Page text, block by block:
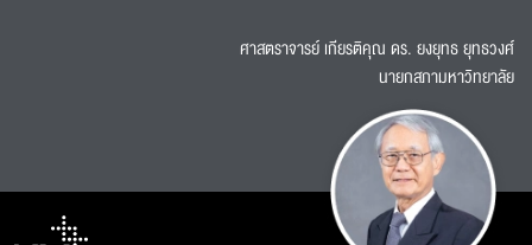
ศาสตราจารย์ เกียรติคุณ ดร. ยงยุทธ ยุทธวงศ์
นายกสภามหาวิทยาลัย